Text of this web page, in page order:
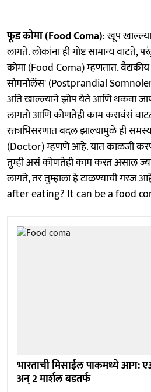
फूड कोमा (Food Coma): खूप
लागते. लोकांना ही गोष्ट सामान्य वाटते,
कोमा (Food Coma) म्हणतात.
सोमनोलेंस' (Postprandial
अति खाल्ल्याने झोप येते आणि थकवा
लागतो आणि कोणतेही काम करावंसं
रक्ताभिसरणात बदल झाल्यामुळे ही
(Doctor) म्हणणे आहे. यात काळजी
तुम्ही असं कोणतेही काम करत असाल
लागते, तर तुम्हाला हे टाळण्याची गरज
after eating? It can be a food
भारताची मिसाईल पाकमध्ये आग:
अन् 2 मार्शल बडतर्फ